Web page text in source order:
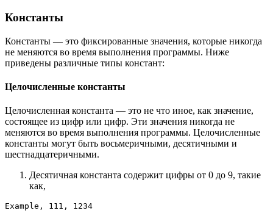
Константы
Константы — это фиксированные значения, которые никогда
не меняются во время выполнения программы. Ниже
приведены различные типы констант:
Целочисленные константы
Целочисленная константа — это не что иное, как значение,
состоящее из цифр или цифр. Эти значения никогда не
меняются во время выполнения программы. Целочисленные
константы могут быть восьмеричными, десятичными и
шестнадцатеричными.
Десятичная константа содержит цифры от 0 до 9, такие
как,
Example, 111, 1234